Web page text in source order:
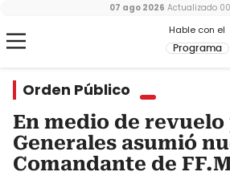
Hable con el
Programa
07 ago 2026 Actualizado
Orden Público
En medio de
Generales asumió
Comandante de